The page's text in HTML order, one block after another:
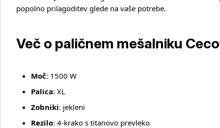
popolno prilagoditev glede na vaše potrebe.
Več o paličnem mešalniku
Moč: 1500 W
Palica: XL
Zobniki: jekleni
Rezilo: 4‑krako s titanovo prevleko